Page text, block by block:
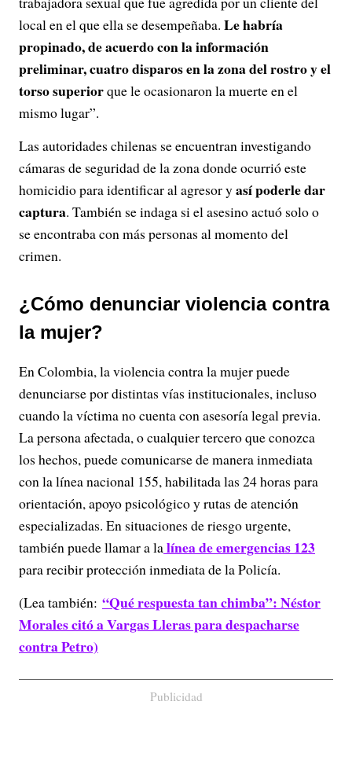
local en el que ella se desempeñaba. Le habría
propinado, de acuerdo con la información
preliminar, cuatro disparos en la zona del rostro y el
torso superiorque le ocasionaron la muerte en el
mismo lugar”.
Las autoridades chilenas se encuentran investigando
cámaras de seguridad de la zona donde ocurrió este
homicidio para identificar al agresor yasí poderle dar
captura. También se indaga si el asesino actuó solo o
se encontraba con más personas al momento del
crimen.
¿Cómo denunciar violencia contra
la mujer?
En Colombia, la violencia contra la mujer puede
denunciarse por distintas vías institucionales, incluso
cuando la víctima no cuenta con asesoría legal previa.
La persona afectada, o cualquier tercero que conozca
los hechos, puede comunicarse de manera inmediata
con la línea nacional 155, habilitada las 24 horas para
orientación, apoyo psicológico y rutas de atención
especializadas. En situaciones de riesgo urgente,
también puede llamar a lalínea de emergencias 123
para recibir protección inmediata de la Policía.
(Lea también: “Qué respuesta tan chimba”: Néstor
Morales citó a Vargas Lleras para despacharse
contra Petro)
Publicidad